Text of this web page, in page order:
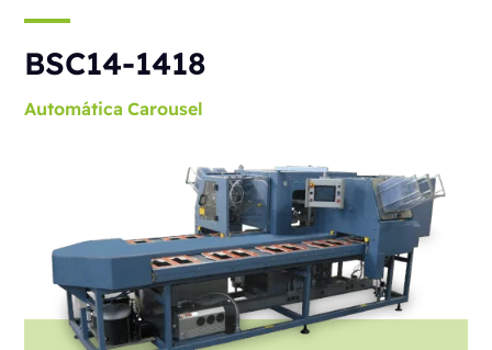
BSC14-1418
Automática Carousel